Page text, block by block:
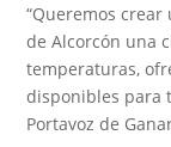
“Queremos
de Alcorcón una
temperaturas,
disponibles para
Portavoz de